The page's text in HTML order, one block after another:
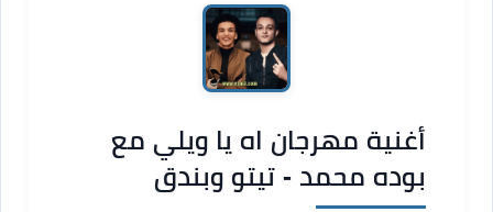
أغنية مهرجان اه يا ويلي مع
بوده محمد - تيتو وبندق